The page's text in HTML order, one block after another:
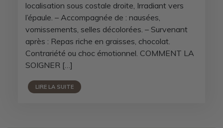
localisation sous costale droite, Irradiant vers
l’épaule. – Accompagnée de : nausées,
vomissements, selles décolorées. – Survenant
après : Repas riche en graisses, chocolat.
Contrariété ou choc émotionnel. COMMENT LA
SOIGNER […]
LIRE LA SUITE